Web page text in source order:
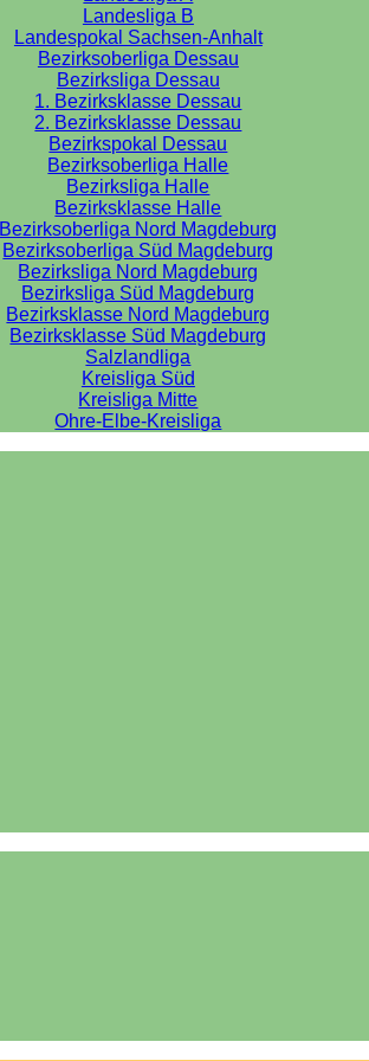
Landesliga B
Landespokal Sachsen-Anhalt
Bezirksoberliga Dessau
Bezirksliga Dessau
1. Bezirksklasse Dessau
2. Bezirksklasse Dessau
Bezirkspokal Dessau
Bezirksoberliga Halle
Bezirksliga Halle
Bezirksklasse Halle
Bezirksoberliga Nord Magdeburg
Bezirksoberliga Süd Magdeburg
Bezirksliga Nord Magdeburg
Bezirksliga Süd Magdeburg
Bezirksklasse Nord Magdeburg
Bezirksklasse Süd Magdeburg
Salzlandliga
Kreisliga Süd
Kreisliga Mitte
Ohre-Elbe-Kreisliga